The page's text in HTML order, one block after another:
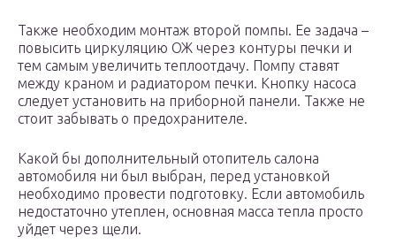
Также необходим монтаж второй помпы. Ее задача –
повысить циркуляцию ОЖ через контуры печки и
тем самым увеличить теплоотдачу. Помпу ставят
между краном и радиатором печки. Кнопку насоса
следует установить на приборной панели. Также не
стоит забывать о предохранителе.
Какой бы дополнительный отопитель салона
автомобиля ни был выбран, перед установкой
необходимо провести подготовку. Если автомобиль
недостаточно утеплен, основная масса тепла просто
уйдет через щели.